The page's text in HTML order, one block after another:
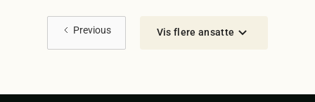
Previous Vis flere ansatte